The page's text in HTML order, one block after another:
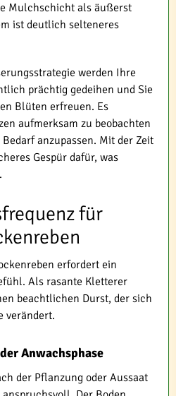
Mulchschicht als äußerst
ist deutlich selteneres
werden Ihre
prächtig gedeihen und Sie
Blüten erfreuen. Es
aufmerksam zu beobachten
anzupassen. Mit der Zeit
Gespür dafür, was
für
erfordert ein
Als rasante Kletterer
beachtlichen Durst, der sich
verändert.
Anwachsphase
der Pflanzung oder Aussaat